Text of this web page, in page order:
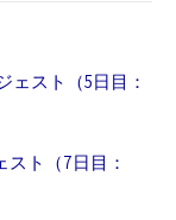
ェスト（5日目：
ト（7日目：